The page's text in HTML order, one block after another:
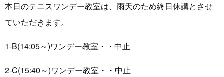
本日のテニスワンデー教室は、雨天のため終日休講とさせ
ていただきます。
1-B(14:05～)ワンデー教室・・中止
2-C(15:40～)ワンデー教室・・中止